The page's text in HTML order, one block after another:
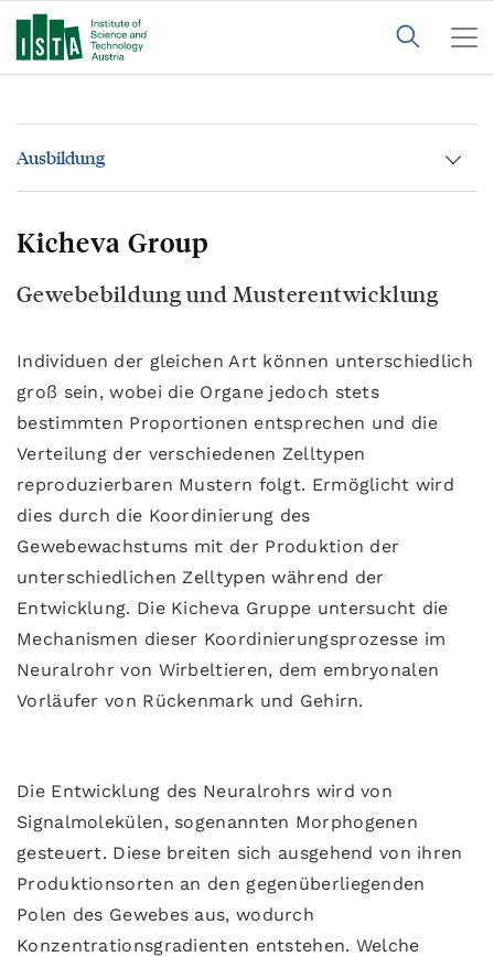
Ausbildung
Kicheva Group
Gewebebildung und Musterentwicklung
Individuen der gleichen Art können unterschiedlich
groß sein, wobei die Organe jedoch stets
bestimmten Proportionen entsprechen und die
Verteilung der verschiedenen Zelltypen
reproduzierbaren Mustern folgt. Ermöglicht wird
dies durch die Koordinierung des
Gewebewachstums mit der Produktion der
unterschiedlichen Zelltypen während der
Entwicklung. Die Kicheva Gruppe untersucht die
Mechanismen dieser Koordinierungsprozesse im
Neuralrohr von Wirbeltieren, dem embryonalen
Vorläufer von Rückenmark und Gehirn.
Die Entwicklung des Neuralrohrs wird von
Signalmolekülen, sogenannten Morphogenen
gesteuert. Diese breiten sich ausgehend von ihren
Produktionsorten an den gegenüberliegenden
Polen des Gewebes aus, wodurch
Konzentrationsgradienten entstehen. Welche